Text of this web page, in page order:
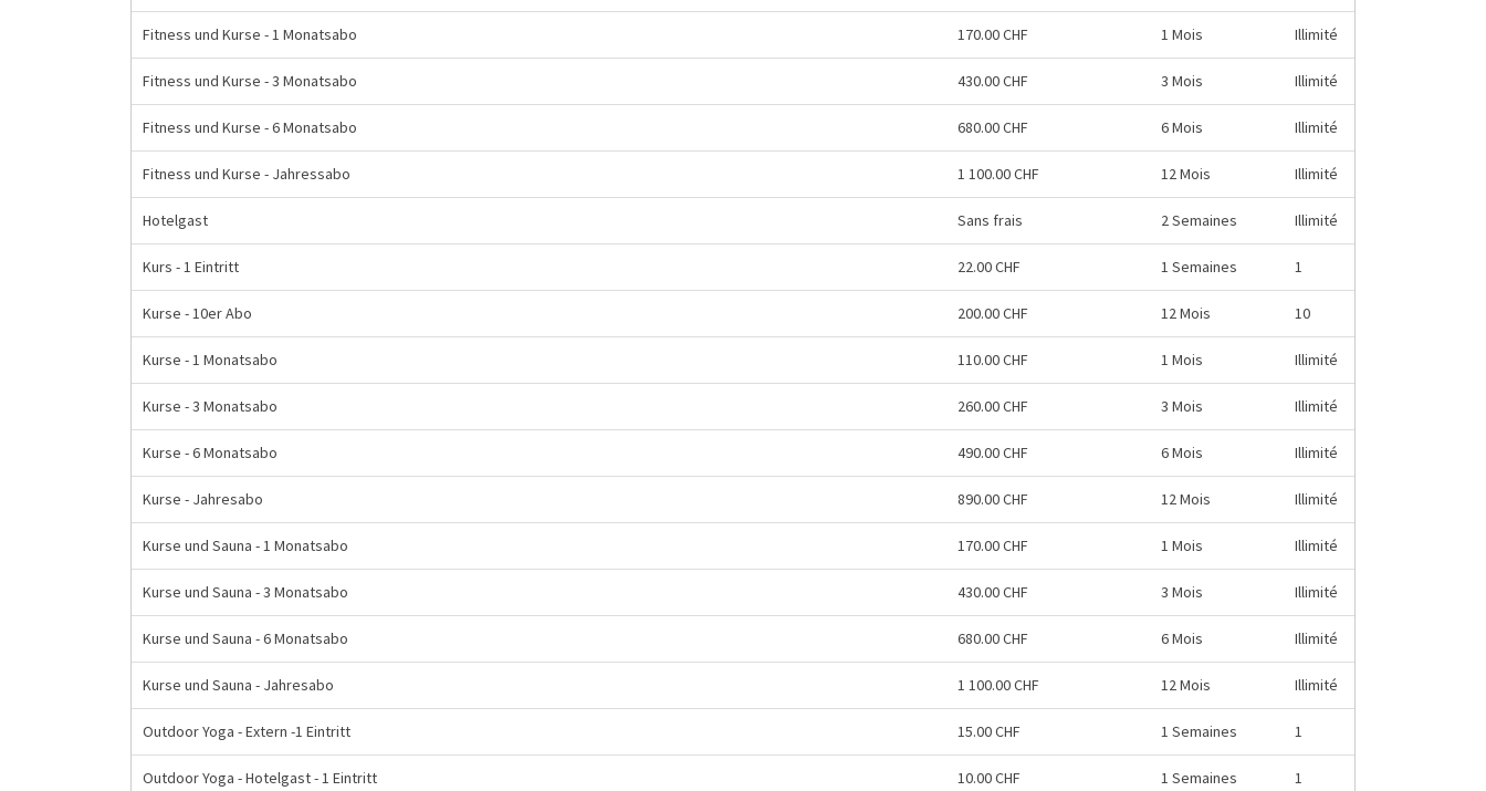
Fitness und Kurse - 1 Monatsabo 170.00 CHF 1 Mois Illimité
Fitness und Kurse - 3 Monatsabo 430.00 CHF 3 Mois Illimité
Fitness und Kurse - 6 Monatsabo 680.00 CHF 6 Mois Illimité
Fitness und Kurse - Jahressabo 1 100.00 CHF 12 Mois Illimité
Hotelgast Sans frais 2 Semaines Illimité
Kurs - 1 Eintritt 22.00 CHF 1 Semaines 1
Kurse - 10er Abo 200.00 CHF 12 Mois 10
Kurse - 1 Monatsabo 110.00 CHF 1 Mois Illimité
Kurse - 3 Monatsabo 260.00 CHF 3 Mois Illimité
Kurse - 6 Monatsabo 490.00 CHF 6 Mois Illimité
Kurse - Jahresabo 890.00 CHF 12 Mois Illimité
Kurse und Sauna - 1 Monatsabo 170.00 CHF 1 Mois Illimité
Kurse und Sauna - 3 Monatsabo 430.00 CHF 3 Mois Illimité
Kurse und Sauna - 6 Monatsabo 680.00 CHF 6 Mois Illimité
Kurse und Sauna - Jahresabo 1 100.00 CHF 12 Mois Illimité
Outdoor Yoga - Extern -1 Eintritt 15.00 CHF 1 Semaines 1
Outdoor Yoga - Hotelgast - 1 Eintritt 10.00 CHF 1 Semaines 1